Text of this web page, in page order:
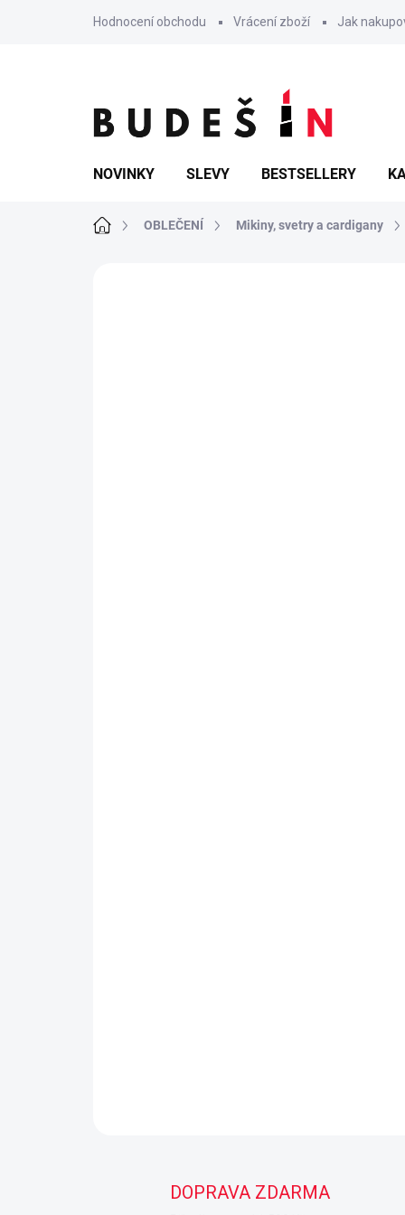
Hodnocení obchodu Vrácení zboží Jak
NOVINKY SLEVY BESTSELLERY
Domů OBLEČENÍ Mikiny, svetry a cardigany
DOPRAVA ZDARMA